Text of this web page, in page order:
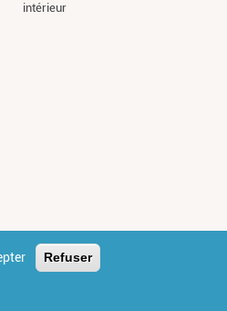
intérieur
Refuser